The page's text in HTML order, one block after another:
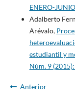
ENERO-
Adalberto
Arévalo,
estudiantil y
Núm. 9
Anterior